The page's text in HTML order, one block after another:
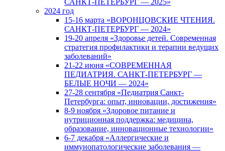
САНКТ-ПЕТЕРБУРГ — 2025»
2024 год
15-16 марта «ВОРОНЦОВСКИЕ ЧТЕНИЯ.
САНКТ-ПЕТЕРБУРГ — 2024»
19-20 апреля «Здоровье детей. Современная
стратегия профилактики и терапии ведущих
заболеваний»
21-22 июня «СОВРЕМЕННАЯ
ПЕДИАТРИЯ. САНКТ-ПЕТЕРБУРГ —
БЕЛЫЕ НОЧИ — 2024»
27-28 сентября «Педиатрия Санкт-
Петербурга: опыт, инновации, достижения»
8-9 ноября «Здоровое питание и
нутриционная поддержка: медицина,
образование, инновационные технологии»
6-7 декабря «Аллергические и
иммунопатологические заболевания —